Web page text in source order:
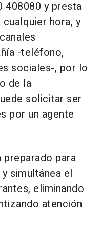
y presta
hora, y
-teléfono,
sociales-, por lo
de la
solicitar ser
por un agente
para
simultánea el
eliminando
atención